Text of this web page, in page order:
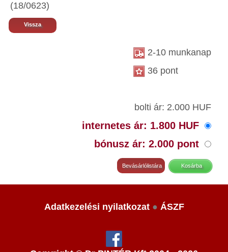
(18/0623)
Vissza
2-10 munkanap
36 pont
bolti ár: 2.000 HUF
internetes ár: 1.800 HUF
bónusz ár: 2.000 pont
Adatkezelési nyilatkozat● ÁSZF